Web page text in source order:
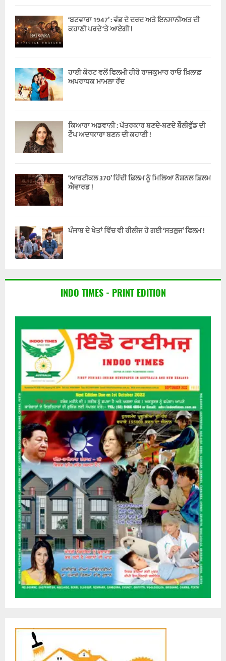
‘ਬਟਵਾਰਾ 1947’ : ਵੰਡ ਦੇ ਦਰਦ ਅਤੇ ਇਨਸਾਨੀਅਤ ਦੀ
ਕਹਾਣੀ ਪਰਦੇ ‘ਤੇ ਆਏਗੀ !
ਹਾਈ ਕੋਰਟ ਵਲੋਂ ਫਿਲਮੀ ਹੀਰੋ ਰਾਜਕੁਮਾਰ ਰਾਓ ਖ਼ਿਲਾਫ਼
ਅਪਰਾਧਕ ਮਾਮਲਾ ਰੱਦ
ਕਿਆਰਾ ਅਡਵਾਨੀ : ਪੱਤਰਕਾਰ ਬਣਦੇ-ਬਣਦੇ ਬੌਲੀਵੁੱਡ ਦੀ
ਟੌਪ ਅਦਾਕਾਰਾ ਬਣਨ ਦੀ ਕਹਾਣੀ !
‘ਆਰਟੀਕਲ 370’ ਹਿੰਦੀ ਫ਼ਿਲਮ ਨੂੰ ਮਿਲਿਆ ਨੈਸ਼ਨਲ ਫ਼ਿਲਮ
ਐਵਾਰਡ !
ਪੰਜਾਬ ਦੇ ਖੇਤਾਂ ਵਿੱਚ ਵੀ ਰੀਲੀਜ ਹੋ ਗਈ ‘ਸਤਲੁਜ’ ਫਿਲਮ !
INDO TIMES - PRINT EDITION